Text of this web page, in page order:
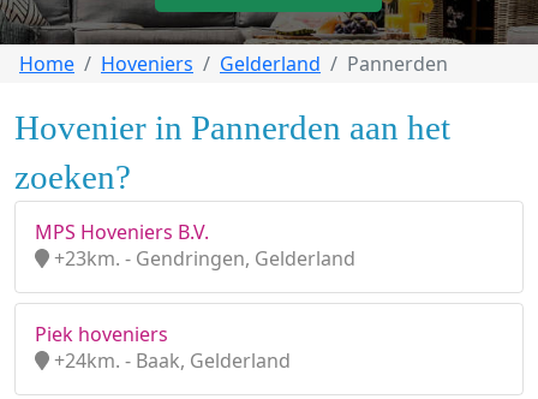
Home Hoveniers Gelderland Pannerden
Hovenier in Pannerden aan het
zoeken?
MPS Hoveniers B.V.
+23km. - Gendringen, Gelderland
Piek hoveniers
+24km. - Baak, Gelderland